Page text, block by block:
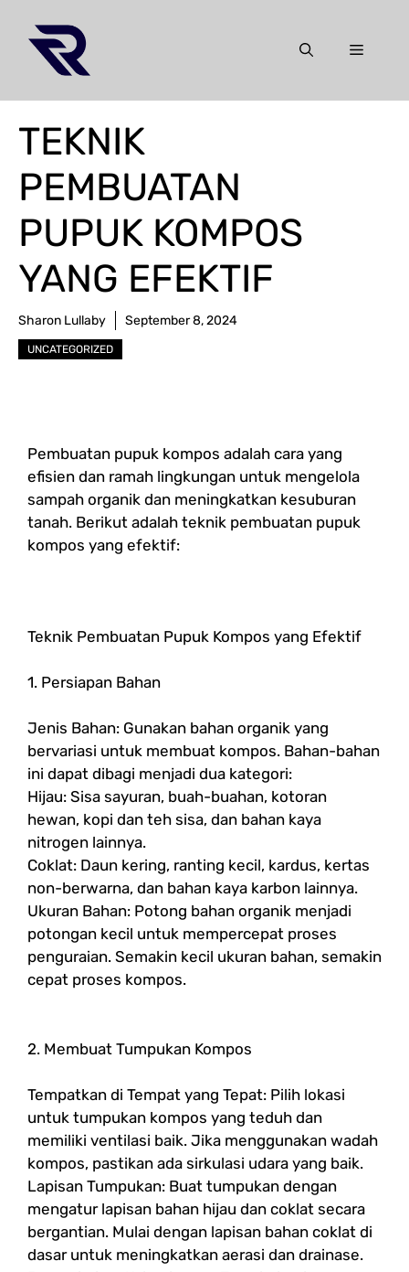
content
Menu
TEKNIK
PEMBUATAN
PUPUK KOMPOS
YANG EFEKTIF
Sharon Lullaby September 8, 2024
UNCATEGORIZED
Pembuatan pupuk kompos adalah cara yang
efisien dan ramah lingkungan untuk mengelola
sampah organik dan meningkatkan kesuburan
tanah. Berikut adalah teknik pembuatan pupuk
kompos yang efektif:
Teknik Pembuatan Pupuk Kompos yang Efektif
1. Persiapan Bahan
Jenis Bahan: Gunakan bahan organik yang
bervariasi untuk membuat kompos. Bahan-bahan
ini dapat dibagi menjadi dua kategori:
Hijau: Sisa sayuran, buah-buahan, kotoran
hewan, kopi dan teh sisa, dan bahan kaya
nitrogen lainnya.
Coklat: Daun kering, ranting kecil, kardus, kertas
non-berwarna, dan bahan kaya karbon lainnya.
Ukuran Bahan: Potong bahan organik menjadi
potongan kecil untuk mempercepat proses
penguraian. Semakin kecil ukuran bahan, semakin
cepat proses kompos.
2. Membuat Tumpukan Kompos
Tempatkan di Tempat yang Tepat: Pilih lokasi
untuk tumpukan kompos yang teduh dan
memiliki ventilasi baik. Jika menggunakan wadah
kompos, pastikan ada sirkulasi udara yang baik.
Lapisan Tumpukan: Buat tumpukan dengan
mengatur lapisan bahan hijau dan coklat secara
bergantian. Mulai dengan lapisan bahan coklat di
dasar untuk meningkatkan aerasi dan drainase.